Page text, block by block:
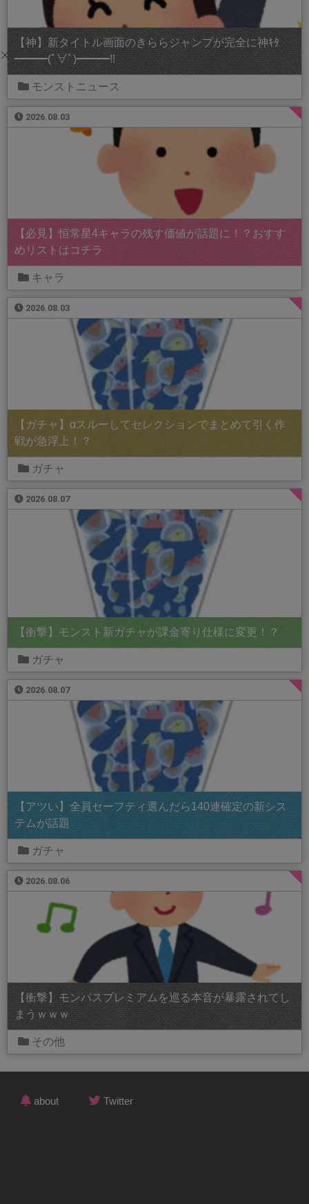
【神】新タイトル画面のきららジャンプが完全に神ｷﾀ
━━━(ﾟ∀ﾟ)━━━!!
モンストニュース
2026.08.03
【必見】恒常星4キャラの残す価値が話題に！？おすす
めリストはコチラ
キャラ
2026.08.03
【ガチャ】αスルーしてセレクションでまとめて引く作
戦が急浮上！？
ガチャ
2026.08.07
【衝撃】モンスト新ガチャが課金寄り仕様に変更！？
ガチャ
2026.08.07
【アツい】全員セーフティ選んだら140連確定の新シス
テムが話題
ガチャ
2026.08.06
【衝撃】モンパスプレミアムを巡る本音が暴露されてし
まうｗｗｗ
その他
about Twitter